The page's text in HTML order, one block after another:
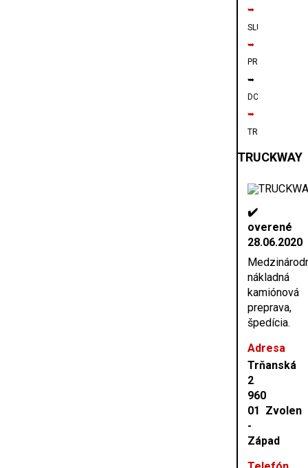
➥
SLUŽBY
➥
PREPRAVA
➥
DOPRAVA
➥
TRUCKWAY
TRUCKWAY
✔️
overené
28.06.2020
nákladná
kamiónová
preprava,
špedícia.
Adresa
Trňanská
2
960
01 Zvolen
-
Západ